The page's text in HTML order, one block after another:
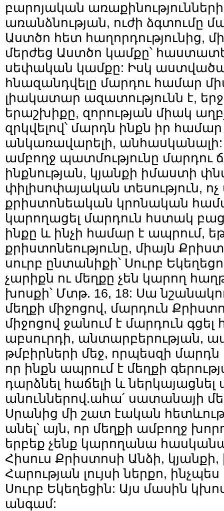
բարոյական
առանձնության, ուժի ձգտումը
Աստծո հետ հաղորդությունից,
մերժեց Աստծո կամքը՝
սեփական կամքը: Իսկ
հնազանդվելը մարդու համար
լիակատար ազատությունն է,
երաշխիքը, զորության միակ
զրկվելով՝ մարդն ինքն իր
անկառավարելի,
ամբողջ պատմությունը մարդու
ինքնության, կյանքի իմաստի
փիլիսոփայական տեսություն, ոչ
քրիստոնեական կրոնական
կարողացել մարդուն հստակ
ինքը և ինչի համար է ապրում,
քրիստոնեությունը, միայն
սուրբ ընտանիքի՝ Սուրբ
չարիքն ու մեղքը չեն կարող
խոսքի՝ Մտթ. 16, 18: Սա
մեղքի միջոցով, մարդուն
միջոցով ջանում է մարդուն
աբսուրդի, անտարբերության,
թմբիրների մեջ, որպեսզի
որ ինքն ապրում է մեղքի
դարձնել հաճելի և ներկայացնել
անուններով.ահա՛ սատանայի
Սրանից մի շատ էական
անել՝ այն, որ մեղքի ամբողջ
երբեք չենք կարողանա
Հիսուս Քրիստոսի Անձի,
Հարության լույսի ներքո,
Սուրբ Եկեղեցին: Այս մասին
անգամ: